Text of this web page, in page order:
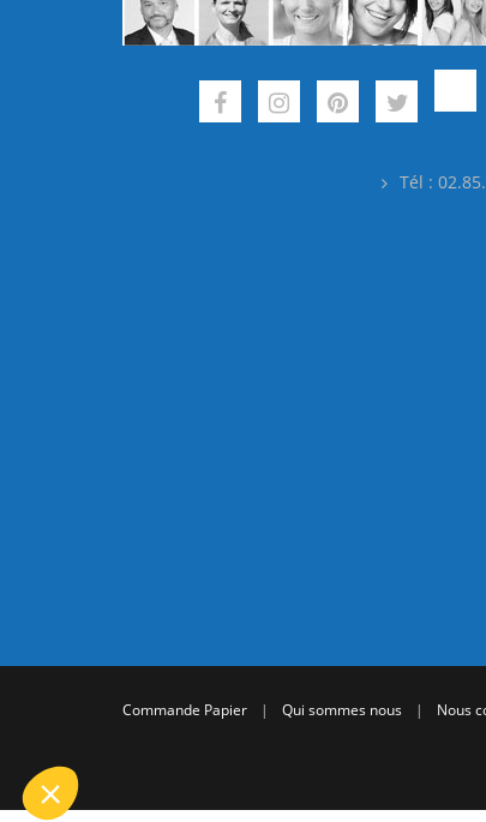
Tél :
Commande Papier | Qui sommes nous | Nous